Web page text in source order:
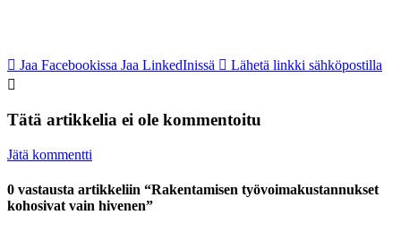
Jaa Facebookissa Jaa LinkedInissä Lähetä linkki sähköpostilla
Tätä artikkelia ei ole kommentoitu
Jätä kommentti
0 vastausta artikkeliin “Rakentamisen työvoimakustannukset
kohosivat vain hivenen”